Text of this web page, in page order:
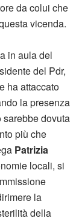
da colui che
vicenda.
in aula del
del Pdr,
ha attaccato
la presenza
dovuta
più che
Patrizia
locali, si
la
della